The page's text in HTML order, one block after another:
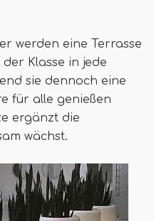
werden eine Terrasse
Klasse in jede
sie dennoch eine
für alle genießen
ergänzt die
wächst.